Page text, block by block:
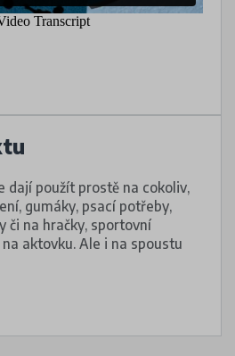
dají použít prostě na cokoliv,
gumáky, psací potřeby,
či na hračky, sportovní
aktovku. Ale i na spoustu